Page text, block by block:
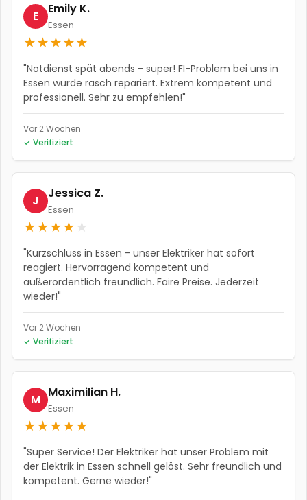
E Emily K.
Essen
★★★★★
"Notdienst spät abends - super! FI-Problem bei uns in
Essen wurde rasch repariert. Extrem kompetent und
professionell. Sehr zu empfehlen!"
Vor 2 Wochen
✓ Verifiziert
J Jessica Z.
Essen
★★★★ ★
"Kurzschluss in Essen - unser Elektriker hat sofort
reagiert. Hervorragend kompetent und
außerordentlich freundlich. Faire Preise. Jederzeit
wieder!"
Vor 2 Wochen
✓ Verifiziert
M Maximilian H.
Essen
★★★★★
"Super Service! Der Elektriker hat unser Problem mit
der Elektrik in Essen schnell gelöst. Sehr freundlich und
kompetent. Gerne wieder!"